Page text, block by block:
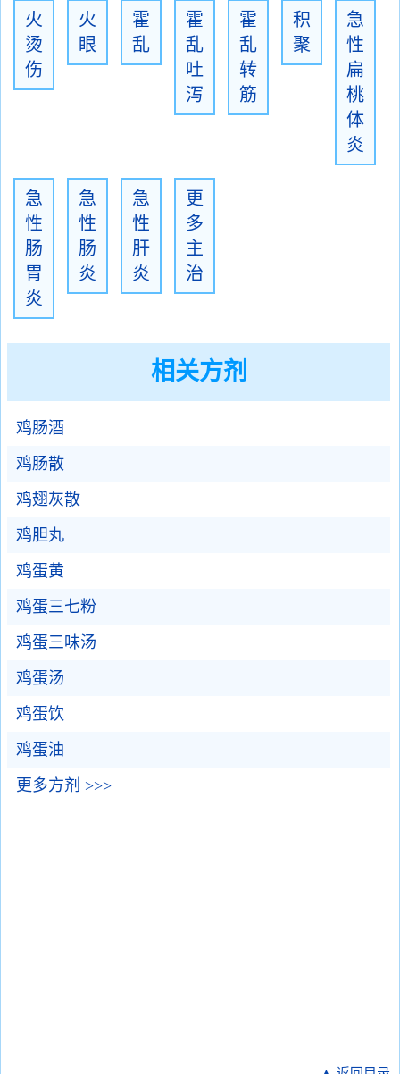
火
烫
伤
火
眼
霍
乱
霍
乱
吐
泻
霍
乱
转
筋
积
聚
急
性
扁
桃
体
炎
急
性
肠
胃
炎
急
性
肠
炎
急
性
肝
炎
更
多
主
治
相关方剂
鸡肠酒
鸡肠散
鸡翅灰散
鸡胆丸
鸡蛋黄
鸡蛋三七粉
鸡蛋三味汤
鸡蛋汤
鸡蛋饮
鸡蛋油
更多方剂 >>>